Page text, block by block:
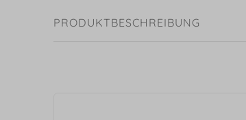
PRODUKTBESCHREIBUNG